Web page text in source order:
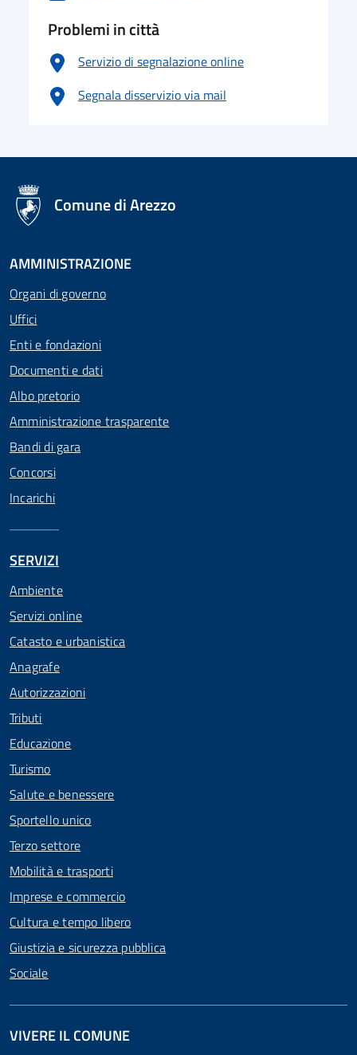
Problemi in città
Servizio di segnalazione online
Segnala disservizio via mail
logo Unione Europea
Comune di Arezzo
AMMINISTRAZIONE
Organi di governo
Uffici
Enti e fondazioni
Documenti e dati
Albo pretorio
Amministrazione trasparente
Bandi di gara
Concorsi
Incarichi
SERVIZI
Ambiente
Servizi online
Catasto e urbanistica
Anagrafe
Autorizzazioni
Tributi
Educazione
Turismo
Salute e benessere
Sportello unico
Terzo settore
Mobilità e trasporti
Imprese e commercio
Cultura e tempo libero
Giustizia e sicurezza pubblica
Sociale
VIVERE IL COMUNE